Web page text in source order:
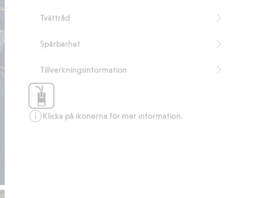
Tvättråd
Spårbarhet
Tillverkningsinformation
Klicka på ikonerna för mer information.